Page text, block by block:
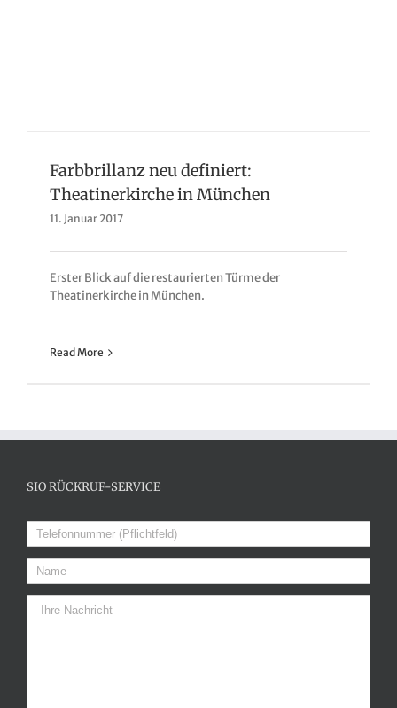
Farbbrillanz neu definiert:
Theatinerkirche in München
11. Januar 2017
Erster Blick auf die restaurierten Türme der
Theatinerkirche in München.
Read More
SIO RÜCKRUF-SERVICE